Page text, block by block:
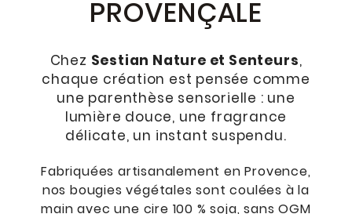
PROVENÇALE
Chez Sestian Nature et Senteurs,
chaque création est pensée comme
une parenthèse sensorielle : une
lumière douce, une fragrance
délicate, un instant suspendu.
Fabriquées artisanalement en Provence,
nos bougies végétales sont coulées à la
main avec une cire 100 % soja, sans OGM